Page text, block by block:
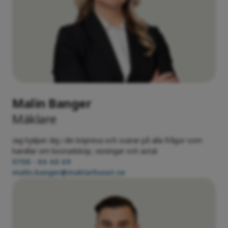
betalar du resterande 90% av priset på
Vid beviljat tillträdesuppskov kan den sista
Malin Banger
Mäklare
Jag hjälper dig i din köpresa och svarar på alla frågor som
handlar om bostadsköp, visningar och avtal.
0708 - 64 46 49
malin.banger@maklarhuset.se